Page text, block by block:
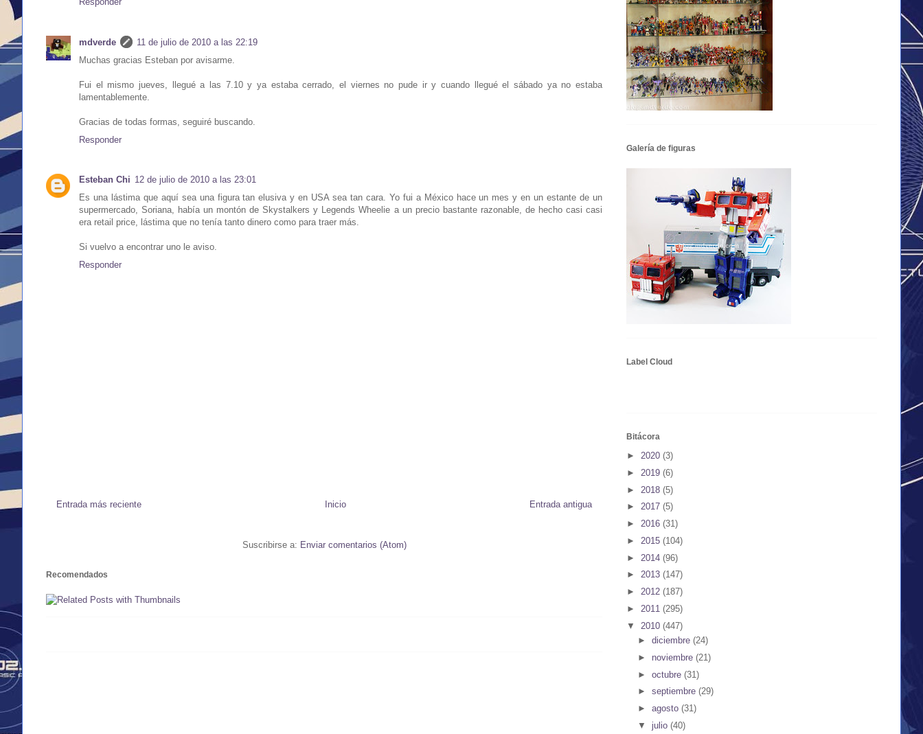
mdverde
11 de julio de 2010 a las 22:19
Muchas gracias Esteban por avisarme.
Fui el mismo jueves, llegué a las 7.10 y ya estaba cerrado, el viernes no pude ir y cuando llegué el sábado ya no estaba
lamentablemente.
Gracias de todas formas, seguiré buscando.
Responder
Esteban Chi 12 de julio de 2010 a las 23:01
Es una lástima que aquí sea una figura tan elusiva y en USA sea tan cara. Yo fui a México hace un mes y en un estante de un
supermercado, Soriana, había un montón de Skystalkers y Legends Wheelie a un precio bastante razonable, de hecho casi casi
era retail price, lástima que no tenía tanto dinero como para traer más.
Si vuelvo a encontrar uno le aviso.
Responder
Entrada más reciente Entrada antigua
Inicio
Suscribirse a: Enviar comentarios (Atom)
Recomendados
Galería de figuras
Label Cloud
Bitácora
► 2020 (3)
► 2019 (6)
► 2018 (5)
► 2017 (5)
► 2016 (31)
► 2015 (104)
► 2014 (96)
► 2013 (147)
► 2012 (187)
► 2011 (295)
▼ 2010 (447)
► diciembre (24)
► noviembre (21)
► octubre (31)
► septiembre (29)
► agosto (31)
▼ julio (40)